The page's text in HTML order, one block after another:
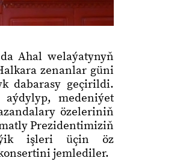
Ahal welaýatynyň
zenanlar güni
dabarasy geçirildi.
aýdylyp, medeniýet
özeleriniň
Prezidentimiziň
işleri üçin öz
jemlediler.